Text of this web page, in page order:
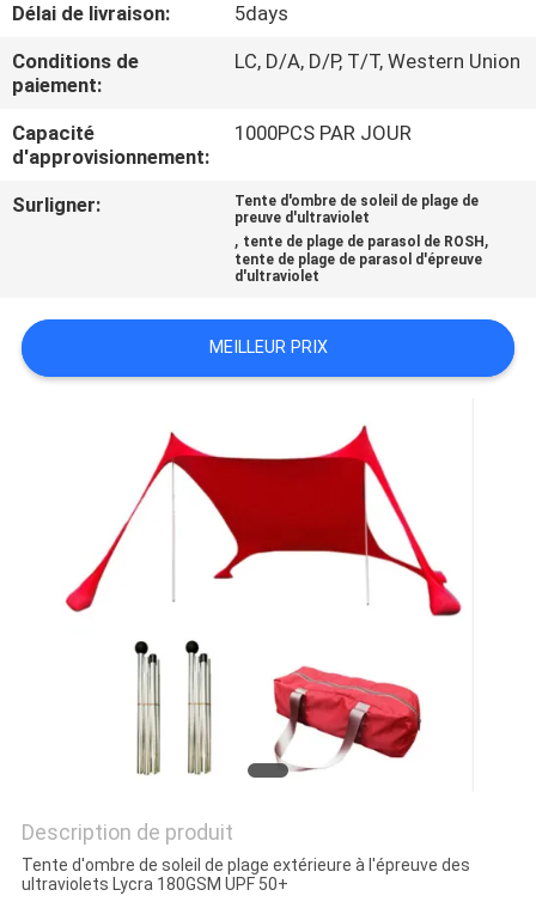
DU
SITE
PRIVACY
Délai de livraison:
5days
Conditions de
paiement:
LC, D/A, D/P, T/T, Western Union
Capacité
d'approvisionnement:
1000PCS PAR JOUR
Surligner:
Tente d'ombre de soleil de plage de
preuve d'ultraviolet
, tente de plage de parasol de ROSH ,
tente de plage de parasol d'épreuve
d'ultraviolet
MEILLEUR PRIX
Description de produit
Tente d'ombre de soleil de plage extérieure à l'épreuve des
ultraviolets Lycra 180GSM UPF 50+